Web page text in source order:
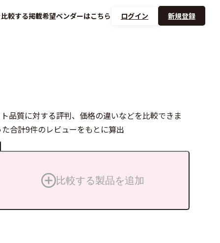
比較する掲載希望ベンダーはこちら ログイン 新規登録
品質に対する評判、価格の違いなどを比較できま
合計9件のレビューをもとに算出
比較する製品を追加